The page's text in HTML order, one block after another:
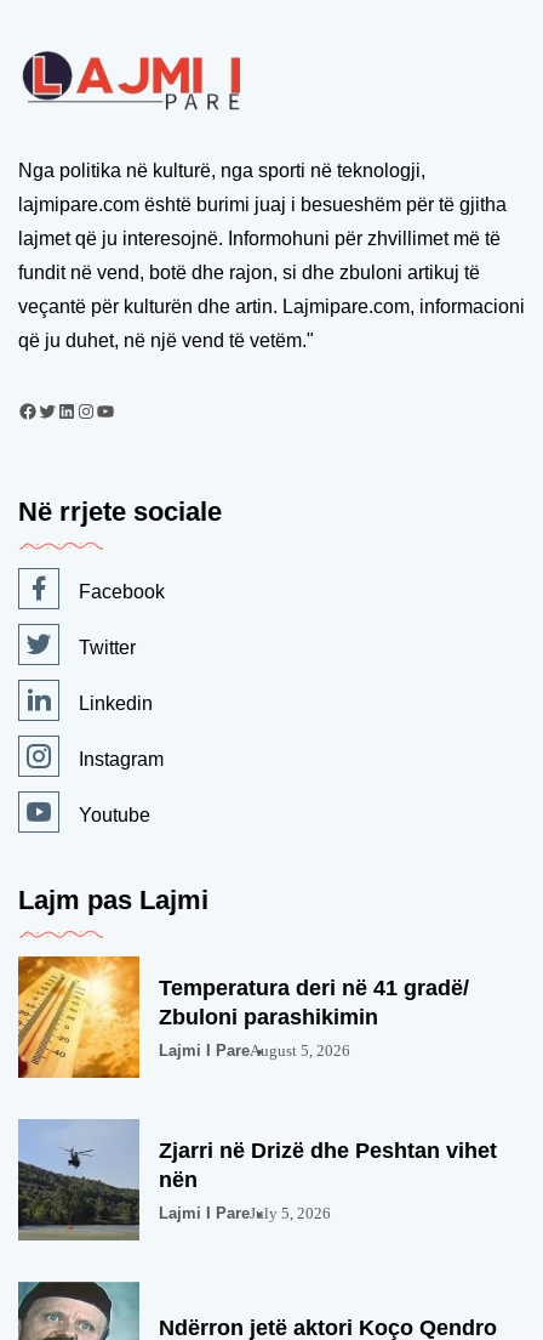
Nga politika në kulturë, nga sporti në teknologji,
lajmipare.com është burimi juaj i besueshëm për të gjitha
lajmet që ju interesojnë. Informohuni për zhvillimet më të
fundit në vend, botë dhe rajon, si dhe zbuloni artikuj të
veçantë për kulturën dhe artin. Lajmipare.com, informacioni
që ju duhet, në një vend të vetëm."
Në rrjete sociale
Facebook
Twitter
Linkedin
Instagram
Youtube
Lajm pas Lajmi
Temperatura deri në 41 gradë/
Zbuloni parashikimin
Lajmi I PareAugust 5, 2026
Zjarri në Drizë dhe Peshtan vihet
nën
Lajmi I PareJuly 5, 2026
Ndërron jetë aktori Koço Qendro